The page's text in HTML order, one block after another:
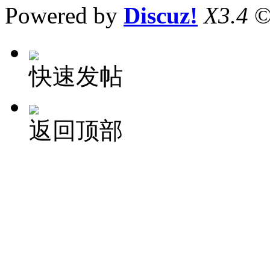
Powered by Discuz! X3.4
快速发帖
返回顶部